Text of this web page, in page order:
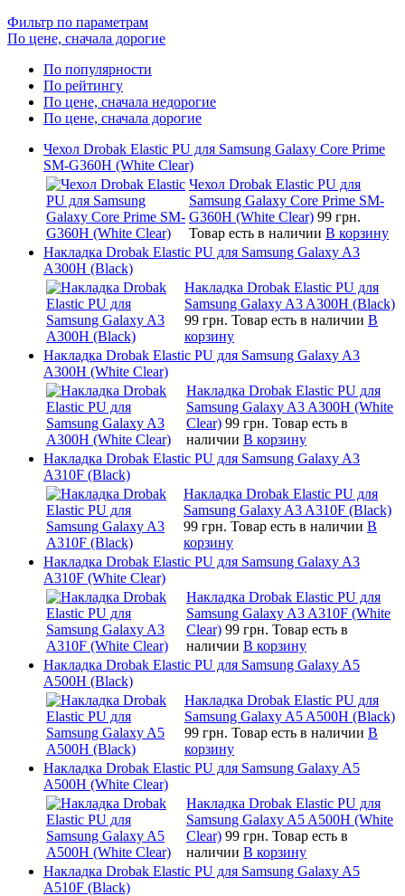
Фильтр по параметрам
По цене, сначала дорогие
По популярности
По рейтингу
По цене, сначала недорогие
По цене, сначала дорогие
Чехол Drobak Elastic PU для Samsung Galaxy Core Prime
SM-G360H (White Clear)
Чехол Drobak Elastic PU для
Samsung Galaxy Core Prime SM-
G360H (White Clear) 99 грн.
Товар есть в наличии В корзину
Накладка Drobak Elastic PU для Samsung Galaxy A3
A300H (Black)
Накладка Drobak Elastic PU для
Samsung Galaxy A3 A300H (Black)
99 грн. Товар есть в наличии В
корзину
Накладка Drobak Elastic PU для Samsung Galaxy A3
A300H (White Clear)
Накладка Drobak Elastic PU для
Samsung Galaxy A3 A300H (White
Clear) 99 грн. Товар есть в
наличии В корзину
Накладка Drobak Elastic PU для Samsung Galaxy A3
A310F (Black)
Накладка Drobak Elastic PU для
Samsung Galaxy A3 A310F (Black)
99 грн. Товар есть в наличии В
корзину
Накладка Drobak Elastic PU для Samsung Galaxy A3
A310F (White Clear)
Накладка Drobak Elastic PU для
Samsung Galaxy A3 A310F (White
Clear) 99 грн. Товар есть в
наличии В корзину
Накладка Drobak Elastic PU для Samsung Galaxy A5
A500H (Black)
Накладка Drobak Elastic PU для
Samsung Galaxy A5 A500H (Black)
99 грн. Товар есть в наличии В
корзину
Накладка Drobak Elastic PU для Samsung Galaxy A5
A500H (White Clear)
Накладка Drobak Elastic PU для
Samsung Galaxy A5 A500H (White
Clear) 99 грн. Товар есть в
наличии В корзину
Накладка Drobak Elastic PU для Samsung Galaxy A5
A510F (Black)